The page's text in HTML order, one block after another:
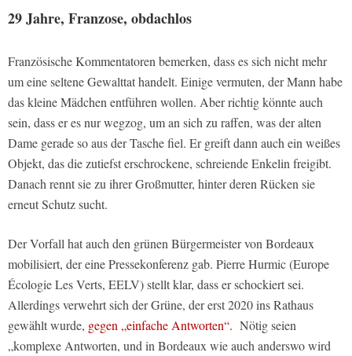
29 Jahre, Franzose, obdachlos
Französische Kommentatoren bemerken, dass es sich nicht mehr
um eine seltene Gewalttat handelt. Einige vermuten, der Mann habe
das kleine Mädchen entführen wollen. Aber richtig könnte auch
sein, dass er es nur wegzog, um an sich zu raffen, was der alten
Dame gerade so aus der Tasche fiel. Er greift dann auch ein weißes
Objekt, das die zutiefst erschrockene, schreiende Enkelin freigibt.
Danach rennt sie zu ihrer Großmutter, hinter deren Rücken sie
erneut Schutz sucht.
Der Vorfall hat auch den grünen Bürgermeister von Bordeaux
mobilisiert, der eine Pressekonferenz gab. Pierre Hurmic (Europe
Écologie Les Verts, EELV) stellt klar, dass er schockiert sei.
Allerdings verwehrt sich der Grüne, der erst 2020 ins Rathaus
gewählt wurde, gegen „einfache Antworten“. Nötig seien
„komplexe Antworten, und in Bordeaux wie auch anderswo wird